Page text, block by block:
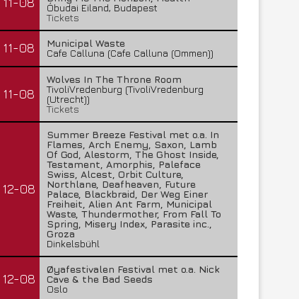
Óbudai Eiland, Budapest
Tickets
11-08
Municipal Waste
Cafe Calluna (Cafe Calluna (Ommen))
11-08
Wolves In The Throne Room
TivoliVredenburg (TivoliVredenburg
(Utrecht))
Tickets
12-08
Summer Breeze Festival met o.a. In
Flames, Arch Enemy, Saxon, Lamb
Of God, Alestorm, The Ghost Inside,
Testament, Amorphis, Paleface
Swiss, Alcest, Orbit Culture,
Northlane, Deafheaven, Future
Palace, Blackbraid, Der Weg Einer
Freiheit, Alien Ant Farm, Municipal
Waste, Thundermother, From Fall To
Spring, Misery Index, Parasite inc.,
Groza
Dinkelsbühl
12-08
Øyafestivalen Festival met o.a. Nick
Cave & the Bad Seeds
Oslo